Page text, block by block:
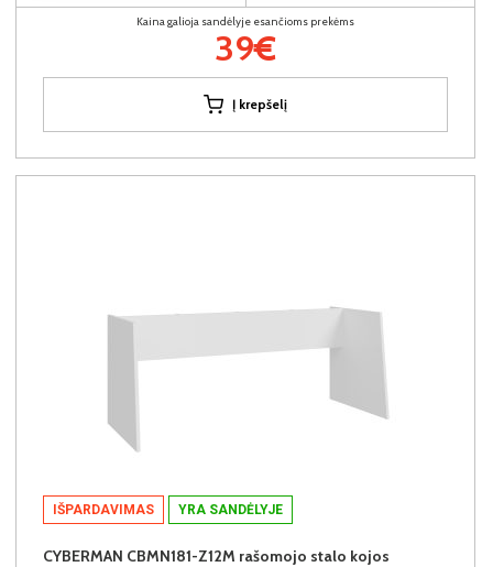
Kaina galioja sandėlyje esančioms prekėms
39€
Į krepšelį
IŠPARDAVIMAS YRA SANDĖLYJE
CYBERMAN CBMN181-Z12M rašomojo stalo kojos